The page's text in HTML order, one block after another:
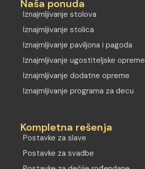
Naša ponuda
Iznajmljivanje stolova
Iznajmljivanje stolica
Iznajmljivanje paviljona i pagoda
Iznajmljivanje ugostiteljske opreme
Iznajmljivanje dodatne opreme
Iznajmljivanje programa za decu
Kompletna rešenja
Postavke za slave
Postavke za svadbe